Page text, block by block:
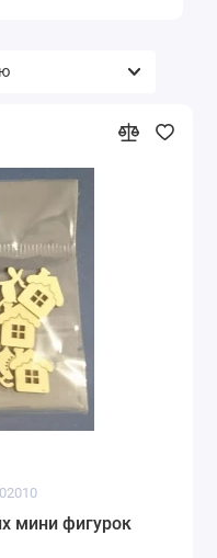
мини фигурок